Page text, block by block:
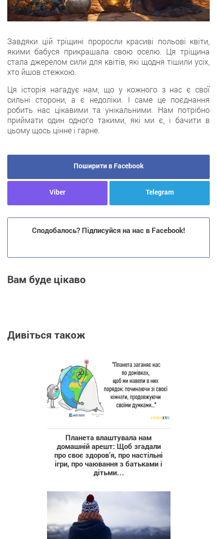
Завдяки цій тріщині проросли красиві польові квіти,
якими бабуся прикрашала свою оселю. Ця тріщина
стала джерелом сили для квітів, які щодня тішили усіх,
хто йшов стежкою.
Ця історія нагадує нам, що у кожного з нас є свої
сильні сторони, а є недоліки. І саме це поєднання
робить нас цікавими та унікальними. Нам потрібно
приймати один одного такими, які ми є, і бачити в
цьому щось цінне і гарне.
Поширити в Facebook
Viber Telegram
Сподобалось? Підписуйся на нас в Facebook!
Вам буде цікаво
Дивіться також
Планета влаштувала нам
домашній арешт: Щоб згадали
про своє здоров’я, про настільні
ігри, про чаювання з батьками і
дітьми…